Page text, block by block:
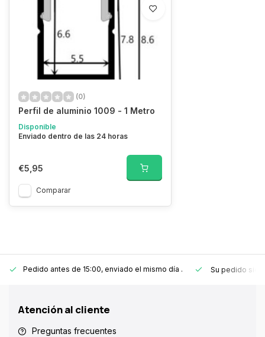
(0)
Perfil de aluminio 1009 - 1 Metro
Disponible
Enviado dentro de las 24 horas
€5,95
Comparar
Pedido antes de 15:00, enviado el mismo día . Su pedido
Atención al cliente
Preguntas frecuentes